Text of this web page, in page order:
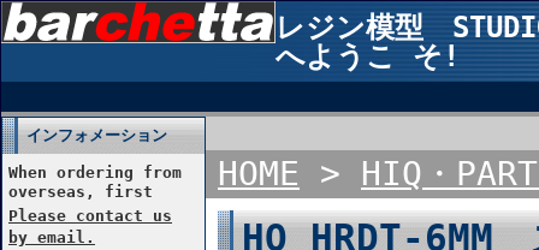
レジン模型
へようこ そ!
インフォメーション
When ordering from
overseas, first
Please contact us
by email.
HOME > HIQ・
HQ_HRDT-